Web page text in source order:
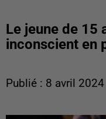
Le jeune de 15
inconscient en
Publié : 8 avril